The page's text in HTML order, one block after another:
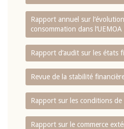
Rapport annuel sur
consommation dans
Rapport d‘audit sur les états
Revue de la stabilité
Rapport sur les conditions de
Rapport sur le commerce